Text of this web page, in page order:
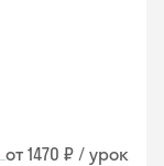
от 1470 ₽ / урок